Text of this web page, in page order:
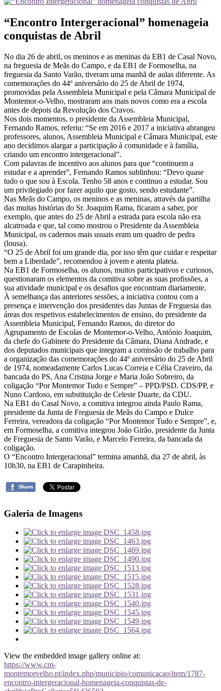
“Encontro Intergeracional” homenageia
conquistas de Abril
No dia 26 de abril, os meninos e as meninas da EB1 de Casal Novo,
na freguesia de Meãs do Campo, e da EB1 de Formoselha, na
freguesia da Santo Varão, tiveram uma manhã de aulas diferente. As
comemorações do 44º aniversário do 25 de Abril de 1974,
promovidas pela Assembleia Municipal e pela Câmara Municipal de
Montemor-o-Velho, mostraram aos mais novos como era a escola
antes de depois da Revolução dos Cravos.
Nos dois momentos, o presidente da Assembleia Municipal,
Fernando Ramos, referiu: “Se em 2016 e 2017 a iniciativa abrangeu
professores, alunos, Assembleia Municipal e Câmara Municipal, este
ano decidimos alargar a participação à comunidade e à família,
criando um encontro intergeracional”.
Com palavras de incentivo aos alunos para que “continuem a
estudar e a aprender”, Fernando Ramos sublinhou: “Devo quase
tudo o que sou à Escola. Tenho 58 anos e continuo a estudar. Sou
um privilegiado por fazer aquilo que gosto, sendo estudante”.
Nas Meãs do Campo, os meninos e as meninas, através da partilha
das muitas histórias do Sr. Joaquim Rama, ficaram a saber, por
exemplo, que antes do 25 de Abril a estrada para escola não era
alcatroada e que, tal como mostrou o Presidente da Assembleia
Municipal, os cadernos mais usuais eram um quadro de pedra
(lousa).
“O 25 de Abril foi um grande dia, por isso têm que cuidar e respeitar
bem a Liberdade”, recomendou à jovem e atenta plateia.
Na EB1 de Formoselha, os alunos, muitos participativos e curiosos,
questionaram os elementos da comitiva sobre as suas profissões, a
sua atividade municipal e os desafios que encontram diariamente.
À semelhança das anteriores sessões, a iniciativa contou com a
presença e intervenção dos presidentes das Juntas de Freguesia das
áreas dos respetivos estabelecimentos de ensino, do presidente da
Assembleia Municipal, Fernando Ramos, do diretor do
Agrupamento de Escolas de Montemor-o-Velho, António Joaquim,
da chefe do Gabinete do Presidente da Câmara, Diana Andrade, e
dos deputados municipais que integram a comissão de trabalho para
a organização das comemorações do 44º aniversário do 25 de Abril
de 1974, nomeadamente Carlos Lucas Correia e Célia Craveiro, da
bancada do PS, Ana Cristina Jorge e Maria João Sobreiro, da
coligação “Por Montemor Tudo e Sempre” – PPD/PSD. CDS/PP, e
Nuno Cardoso, em substituição de Celeste Duarte, da CDU.
Na EB1 do Casal Novo, a comitiva integrou ainda Paulo Rama,
presidente da Junta de Freguesia de Meãs do Campo e Dulce
Ferreira, vereadora da coligação “Por Montemor Tudo e Sempre”, e,
em Formoselha, a comitiva integrou João Girão, presidente da Junta
de Freguesia de Santo Varão, e Marcelo Ferreira, da bancada da
coligação.
O “Encontro Intergeracional” termina amanhã, dia 27 de abril, às
10h30, na EB1 de Carapinheira.
Galeria de Imagens
View the embedded image gallery online at:
https://www.cm-
montemorvelho.pt/index.php/municipio/comunicacao/item/1787-
encontro-intergeracional-homenageia-conquistas-de-